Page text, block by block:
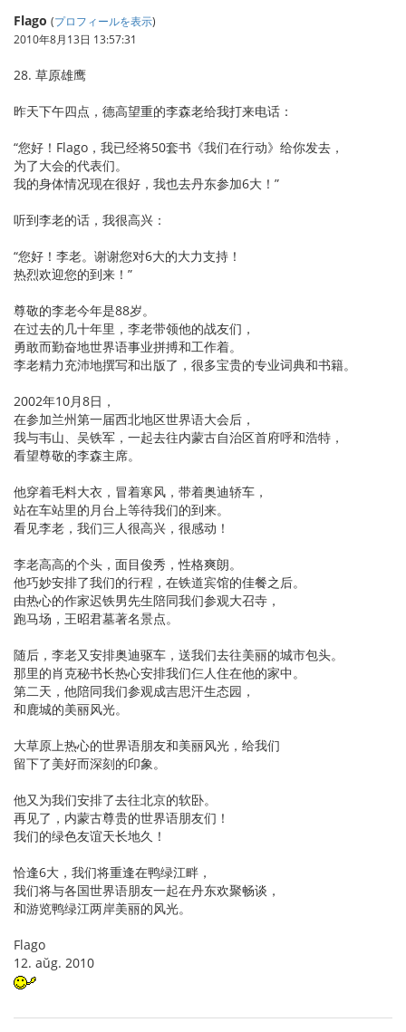
Flago (プロフィールを表示)
2010年8月13日 13:57:31
28. 草原雄鹰
昨天下午四点，德高望重的李森老给我打来电话：
“您好！Flago，我已经将50套书《我们在行动》给你发去，
为了大会的代表们。
我的身体情况现在很好，我也去丹东参加6大！”
听到李老的话，我很高兴：
“您好！李老。谢谢您对6大的大力支持！
热烈欢迎您的到来！”
尊敬的李老今年是88岁。
在过去的几十年里，李老带领他的战友们，
勇敢而勤奋地世界语事业拼搏和工作着。
李老精力充沛地撰写和出版了，很多宝贵的专业词典和书籍。
2002年10月8日，
在参加兰州第一届西北地区世界语大会后，
我与韦山、吴铁军，一起去往内蒙古自治区首府呼和浩特，
看望尊敬的李森主席。
他穿着毛料大衣，冒着寒风，带着奥迪轿车，
站在车站里的月台上等待我们的到来。
看见李老，我们三人很高兴，很感动！
李老高高的个头，面目俊秀，性格爽朗。
他巧妙安排了我们的行程，在铁道宾馆的佳餐之后。
由热心的作家迟铁男先生陪同我们参观大召寺，
跑马场，王昭君墓著名景点。
随后，李老又安排奥迪驱车，送我们去往美丽的城市包头。
那里的肖克秘书长热心安排我们仨人住在他的家中。
第二天，他陪同我们参观成吉思汗生态园，
和鹿城的美丽风光。
大草原上热心的世界语朋友和美丽风光，给我们
留下了美好而深刻的印象。
他又为我们安排了去往北京的软卧。
再见了，内蒙古尊贵的世界语朋友们！
我们的绿色友谊天长地久！
恰逢6大，我们将重逢在鸭绿江畔，
我们将与各国世界语朋友一起在丹东欢聚畅谈，
和游览鸭绿江两岸美丽的风光。
Flago
12. aŭg. 2010